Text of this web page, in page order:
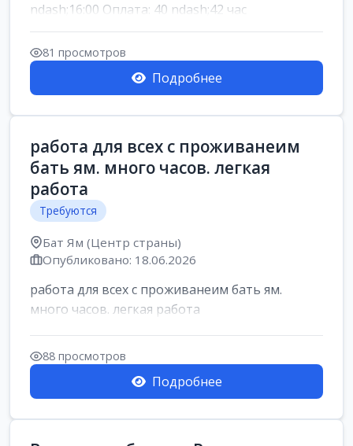
ndash;16:00 Оплата: 40 ndash;42 час
81 просмотров
Подробнее
работа для всех с проживанеим
бать ям. много часов. легкая
работа
Требуются
Бат Ям (Центр страны)
Опубликовано: 18.06.2026
работа для всех с проживанеим бать ям.
много часов. легкая работа
88 просмотров
Подробнее